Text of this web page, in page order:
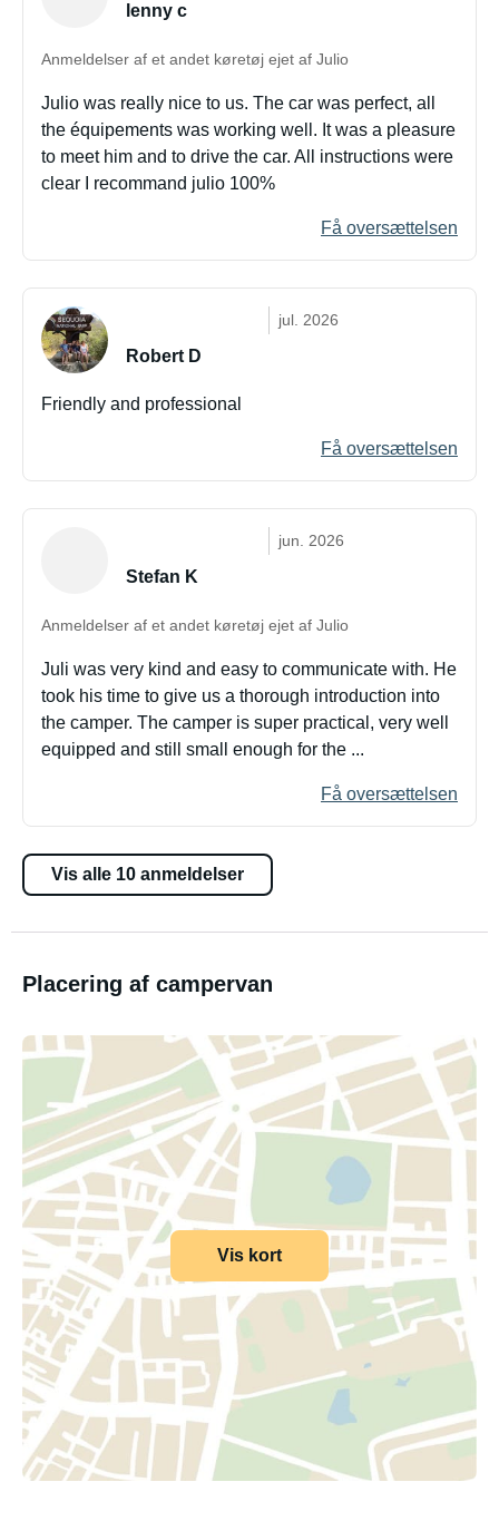
lenny c
Anmeldelser af et andet køretøj ejet af Julio
Julio was really nice to us. The car was perfect, all
the équipements was working well. It was a pleasure
to meet him and to drive the car. All instructions were
clear I recommand julio 100%
Få oversættelsen
jul. 2026
Robert D
Friendly and professional
Få oversættelsen
jun. 2026
Stefan K
Anmeldelser af et andet køretøj ejet af Julio
Juli was very kind and easy to communicate with. He
took his time to give us a thorough introduction into
the camper. The camper is super practical, very well
equipped and still small enough for the ...
Få oversættelsen
Vis alle 10 anmeldelser
Placering af campervan
Vis kort